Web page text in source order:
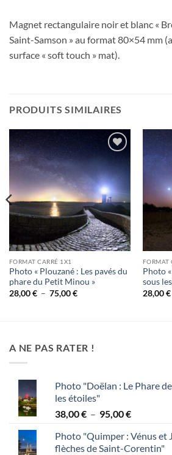
Magnet rectangulaire noir et blanc «
Saint-Samson » au format 80×54 mm
surface « soft touch » mat).
PRODUITS SIMILAIRES
Ajouter
wishlist
FORMAT CARRÉ 1X1
Photo « Plouzané : Les pavés du
phare du Petit Minou »
28,00€ – 75,00€Plage
FORMAT
Photo
sous
28,00€
A NE PAS RATER !
Photo "Doëlan : Le Phare
les étoiles"
38,00€ – 95,00€Plage
prix :
38,00 €
Photo "Quimper : Vénus et
flèches de Saint-Corentin"